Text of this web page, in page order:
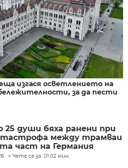
изгася осветлението на
за да пести
25 души бяха ранени при
между трамваи
част на Германия
Чете се за: 01:02 мин.